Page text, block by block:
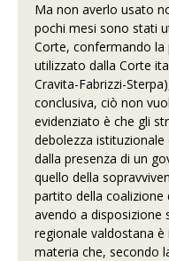
Ma non averlo usato
pochi mesi sono stati
Corte, confermando
utilizzato dalla Corte
Cravita-Fabrizzi-
conclusiva, ciò non
evidenziato è che gli
debolezza
dalla presenza di un
quello della
partito della
avendo a disposizione
regionale valdostana
materia che, secondo